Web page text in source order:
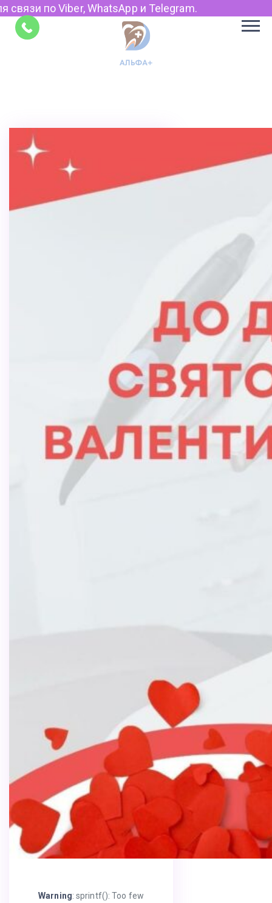
WhatsApp и Telegram.
Warning: sprintf(): Too few